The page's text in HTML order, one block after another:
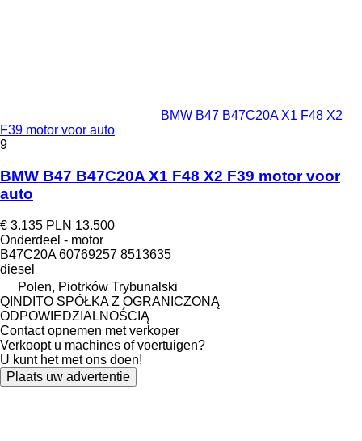
BMW B47 B47C20A X1 F48 X2
F39 motor voor auto
9
BMW B47 B47C20A X1 F48 X2 F39 motor voor
auto
€ 3.135 PLN 13.500
Onderdeel - motor
B47C20A 60769257 8513635
diesel
Polen, Piotrków Trybunalski
QINDITO SPÓŁKA Z OGRANICZONĄ
ODPOWIEDZIALNOŚCIĄ
Contact opnemen met verkoper
Verkoopt u machines of voertuigen?
U kunt het met ons doen!
Plaats uw advertentie